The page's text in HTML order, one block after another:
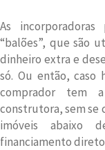
As
“balões”, que são
dinheiro extra e
só. Ou então, caso
comprador tem
construtora, sem se
imóveis abaixo
financiamento